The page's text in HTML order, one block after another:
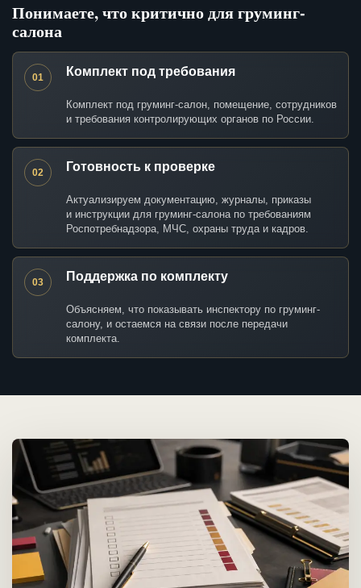
Понимаете, что критично для груминг-
салона
01 Комплект под требования
Комплект под груминг-салон, помещение, сотрудников
и требования контролирующих органов по России.
02 Готовность к проверке
Актуализируем документацию, журналы, приказы
и инструкции для груминг-салона по требованиям
Роспотребнадзора, МЧС, охраны труда и кадров.
03 Поддержка по комплекту
Объясняем, что показывать инспектору по груминг-
салону, и остаемся на связи после передачи
комплекта.